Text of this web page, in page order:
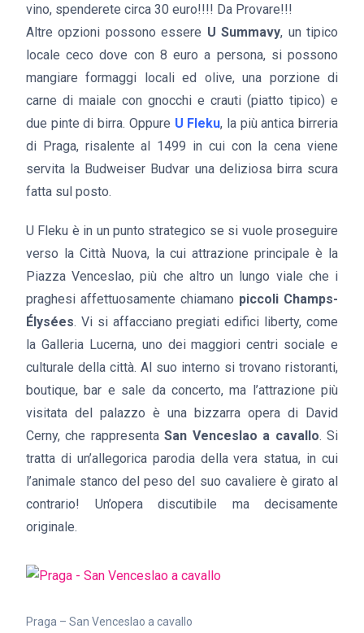
vino, spenderete circa 30 euro!!!! Da Provare!!!
Altre opzioni possono essere U Summavy, un tipico
locale ceco dove con 8 euro a persona, si possono
mangiare formaggi locali ed olive, una porzione di
carne di maiale con gnocchi e crauti (piatto tipico) e
due pinte di birra. Oppure U Fleku, la più antica birreria
di Praga, risalente al 1499 in cui con la cena viene
servita la Budweiser Budvar una deliziosa birra scura
fatta sul posto.
U Fleku è in un punto strategico se si vuole proseguire
verso la Città Nuova, la cui attrazione principale è la
Piazza Venceslao, più che altro un lungo viale che i
praghesi affettuosamente chiamano piccoli Champs-
Élysées. Vi si affacciano pregiati edifici liberty, come
la Galleria Lucerna, uno dei maggiori centri sociale e
culturale della città. Al suo interno si trovano ristoranti,
boutique, bar e sale da concerto, ma l’attrazione più
visitata del palazzo è una bizzarra opera di David
Cerny, che rappresentaSan Venceslao a cavallo. Si
tratta di un’allegorica parodia della vera statua, in cui
l’animale stanco del peso del suo cavaliere è girato al
contrario! Un’opera discutibile ma decisamente
originale.
Praga – San Venceslao a cavallo